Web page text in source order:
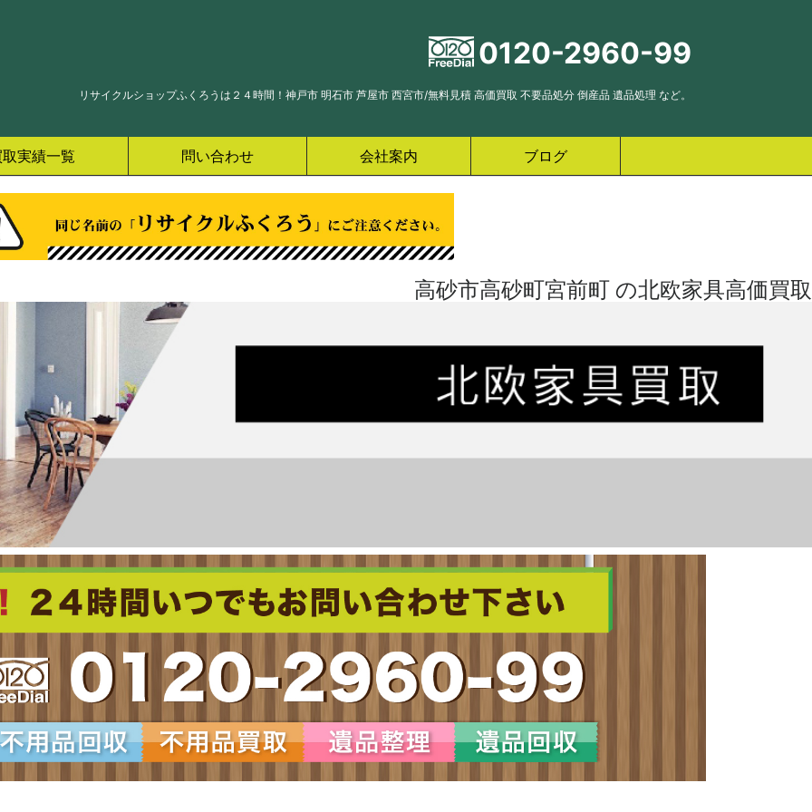
0120-2960-99
リサイクルショップふくろうは２４時間！神戸市 明石市 芦屋市 西宮市/無料見積 高価買取 不要品処分 倒産品 遺品処理 など。
実績一覧 問い合わせ 会社案内 ブログ
高砂市高砂町宮前町 の北欧家具高価買取